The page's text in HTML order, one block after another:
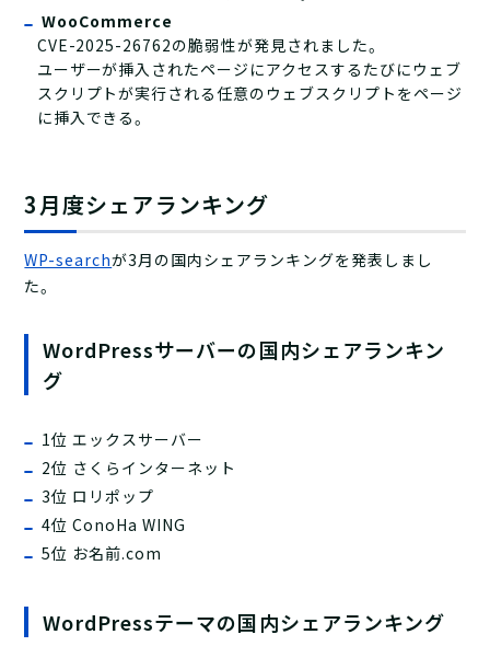
WooCommerce
CVE-2025-26762の脆弱性が発見されました。
ユーザーが挿入されたページにアクセスするたびにウェブ
スクリプトが実行される任意のウェブスクリプトをページ
に挿入できる。
3月度シェアランキング
WP-searchが3月の国内シェアランキングを発表しまし
た。
WordPressサーバーの国内シェアランキン
グ
1位 エックスサーバー
2位 さくらインターネット
3位 ロリポップ
4位 ConoHa WING
5位 お名前.com
WordPressテーマの国内シェアランキング